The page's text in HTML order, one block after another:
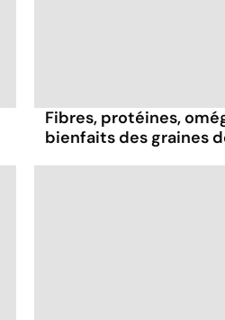
Fibres, protéines,
bienfaits des graines